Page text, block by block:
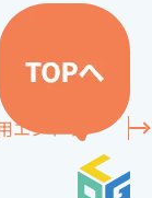
エントリー